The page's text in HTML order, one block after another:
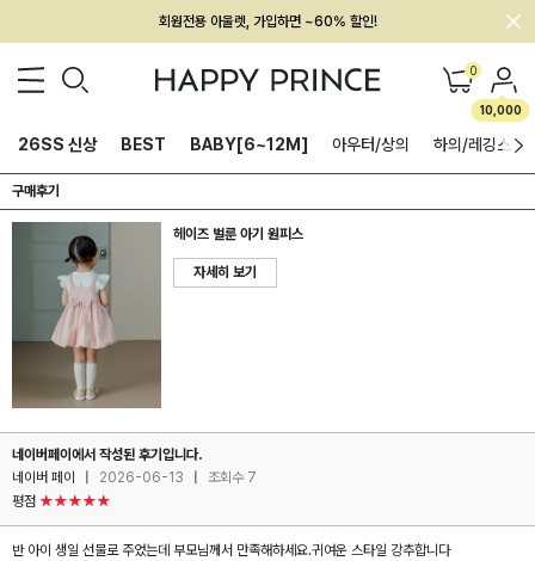
회원전용 아울렛, 가입하면 ~60% 할인!
멤버십 최대 28,000원 혜택 0
10,000
26SS 신상 BEST BABY[6~12M] 아우터/상의 하의/레깅스
구매후기
헤이즈 벌룬 아기 원피스
자세히 보기
네이버페이에서 작성된 후기입니다.
네이버 페이
2026-06-13
조회수 7
평점 ★★★★★
반 아이 생일 선물로 주었는데 부모님께서 만족해하세요.귀여운 스타일 강추합니다